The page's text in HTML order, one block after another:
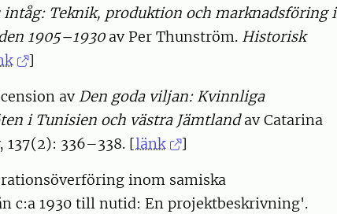
intåg: Teknik, produktion och marknadsföring i
1905–1930av Per Thunström. Historisk
]
av Den goda viljan: Kvinnliga
i Tunisien och västra Jämtlandav Catarina
, 137(2): 336–338. [länk
]
inom samiska
c:a 1930 till nutid: En projektbeskrivning'.